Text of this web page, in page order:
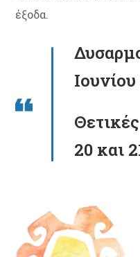
έξοδα.
20 και